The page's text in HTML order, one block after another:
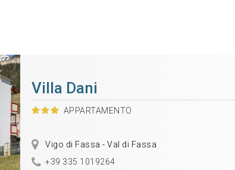
Villa Dani
APPARTAMENTO
Vigo di Fassa - Val di Fassa
+39 335 1019264